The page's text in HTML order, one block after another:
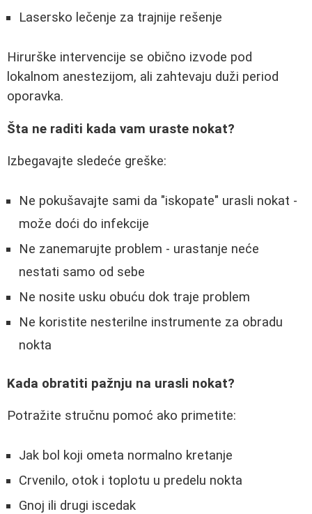
Lasersko lečenje za trajnije rešenje
Hirurške intervencije se obično izvode pod
lokalnom anestezijom, ali zahtevaju duži period
oporavka.
Šta ne raditi kada vam uraste nokat?
Izbegavajte sledeće greške:
Ne pokušavajte sami da "iskopate" urasli nokat -
može doći do infekcije
Ne zanemarujte problem - urastanje neće
nestati samo od sebe
Ne nosite usku obuću dok traje problem
Ne koristite nesterilne instrumente za obradu
nokta
Kada obratiti pažnju na urasli nokat?
Potražite stručnu pomoć ako primetite:
Jak bol koji ometa normalno kretanje
Crvenilo, otok i toplotu u predelu nokta
Gnoj ili drugi iscedak